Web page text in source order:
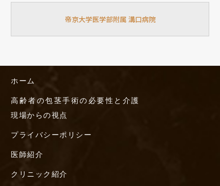
帝京大学医学部附属 溝口病院
ホーム
高齢者の包茎手術の必要性と介護
現場からの視点
プライバシーポリシー
医師紹介
クリニック紹介